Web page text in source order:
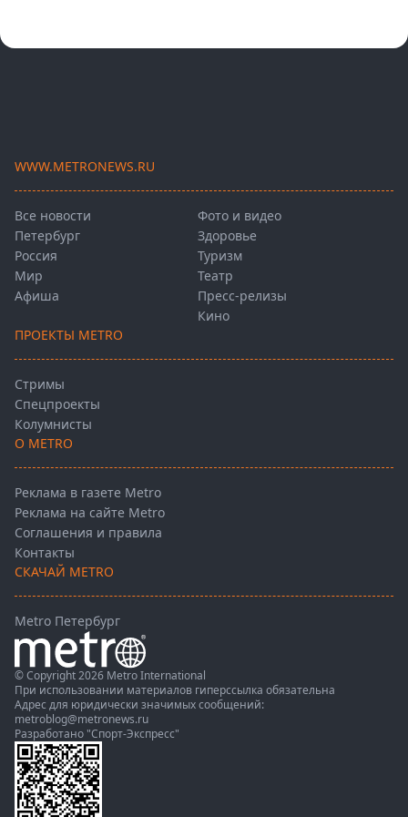
WWW.METRONEWS.RU
Все новости
Петербург
Россия
Мир
Афиша
Фото и видео
Здоровье
Туризм
Театр
Пресс-релизы
Кино
ПРОЕКТЫ METRO
Стримы
Спецпроекты
Колумнисты
О METRO
Реклама в газете Metro
Реклама на сайте Metro
Соглашения и правила
Контакты
СКАЧАЙ METRO
Metro Петербург
© Copyright 2026 Metro International
При использовании материалов гиперссылка обязательна
Адрес для юридически значимых сообщений:
metroblog@metronews.ru
Разработано "Спорт-Экспресс"